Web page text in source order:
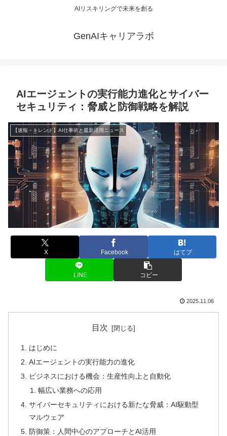
AIリスキリングで未来を創る
GenAIキャリアラボ
AIエージェントの実行能力進化とサイバー
セキュリティ：脅威と防御戦略を解説
【速報・トレンド】AI仕事術と最新活用ニュース
X Facebook はてブ
LINE コピー
2025.11.06
目次
はじめに
AIエージェントの実行能力の進化
ビジネスにおける機会：生産性向上と自動化
幅広い業務への応用
サイバーセキュリティにおける新たな脅威：AI駆動型
マルウェア
防御策：人間中心のアプローチとAI活用